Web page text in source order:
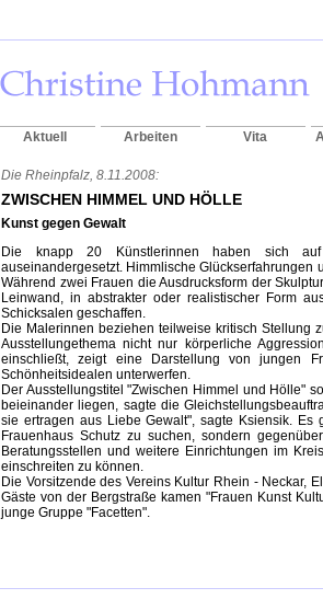
Aktuell Arbeiten Vita
Die Rheinpfalz, 8.11.2008:
ZWISCHEN HIMMEL UND HÖLLE
Kunst gegen Gewalt
Die knapp 20 Künstlerinnen haben sich
auseinandergesetzt. Himmlische
Während zwei Frauen die Ausdrucksform der
Leinwand, in abstrakter oder realistischer Form
Schicksalen geschaffen.
Die Malerinnen beziehen teilweise kritisch Stellung
Ausstellungethema nicht nur körperliche
einschließt, zeigt eine Darstellung von jungen
Schönheitsidealen unterwerfen.
Der Ausstellungstitel "Zwischen Himmel und Hölle"
beieinander liegen, sagte die
sie ertragen aus Liebe Gewalt", sagte Ksiensik.
Frauenhaus Schutz zu suchen, sondern
Beratungsstellen und weitere Einrichtungen im
einschreiten zu können.
Die Vorsitzende des Vereins Kultur Rhein - Neckar,
Gäste von der Bergstraße kamen "Frauen Kunst
junge Gruppe "Facetten".